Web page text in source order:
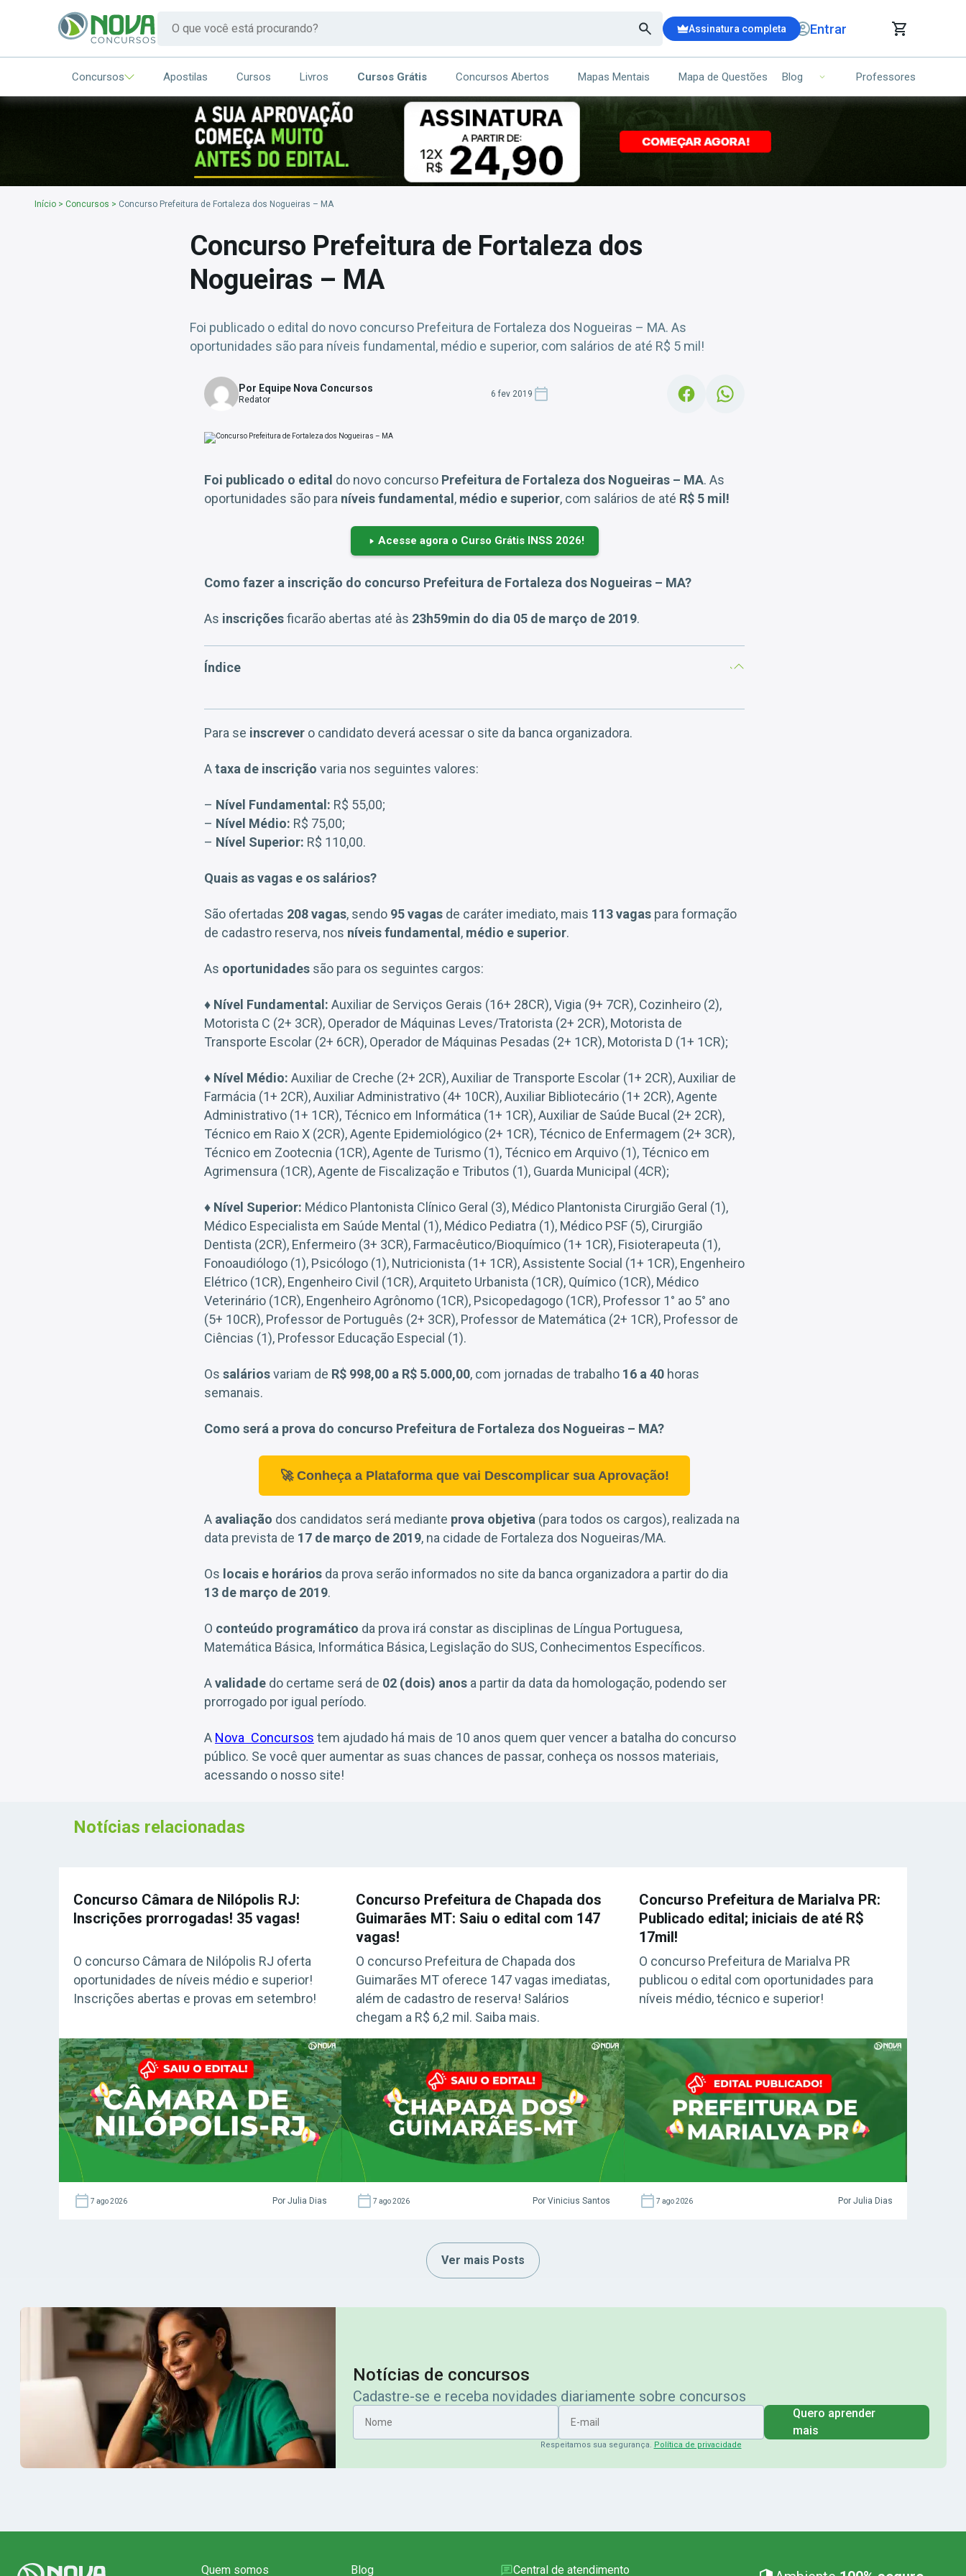
Assinatura completa Entrar
CARRINHO DE COMPRAS
ITENS (00)
Ops!
Seu carrinho ainda está vazio.
Concursos Apostilas Cursos Livros Cursos Grátis Concursos Abertos Mapas Mentais Mapa de Questões Blog Professores
Início > Concursos > Concurso Prefeitura de Fortaleza dos Nogueiras – MA
Concurso Prefeitura de Fortaleza dos
Nogueiras – MA
Foi publicado o edital do novo concurso Prefeitura de Fortaleza dos Nogueiras – MA. As
oportunidades são para níveis fundamental, médio e superior, com salários de até R$ 5 mil!
Por Equipe Nova Concursos
Redator
6 fev 2019
Foi publicado o edital do novo concurso Prefeitura de Fortaleza dos Nogueiras – MA. As
oportunidades são para níveis fundamental , médio e superior, com salários de até R$ 5 mil!
Acesse agora o Curso Grátis INSS 2026!
Como fazer a inscrição do concurso Prefeitura de Fortaleza dos Nogueiras – MA?
As inscriçõesficarão abertas até às 23h59min do dia 05 de março de 2019.
Índice
Para se inscrever o candidato deverá acessar o site da banca organizadora.
Ataxa de inscrição varia nos seguintes valores:
– Nível Fundamental: R$ 55,00;
– Nível Médio: R$ 75,00;
– Nível Superior: R$ 110,00.
Quais as vagas e os salários?
São ofertadas 208 vagas, sendo 95 vagas de caráter imediato, mais 113 vagas para formação
de cadastro reserva, nos níveis fundamental , médio e superior.
As oportunidades são para os seguintes cargos:
♦ Nível Fundamental: Auxiliar de Serviços Gerais (16+ 28CR), Vigia (9+ 7CR), Cozinheiro (2),
Motorista C (2+ 3CR), Operador de Máquinas Leves/Tratorista (2+ 2CR), Motorista de
Transporte Escolar (2+ 6CR), Operador de Máquinas Pesadas (2+ 1CR), Motorista D (1+ 1CR);
♦ Nível Médio: Auxiliar de Creche (2+ 2CR), Auxiliar de Transporte Escolar (1+ 2CR), Auxiliar de
Farmácia (1+ 2CR), Auxiliar Administrativo (4+ 10CR), Auxiliar Bibliotecário (1+ 2CR), Agente
Administrativo (1+ 1CR), Técnico em Informática (1+ 1CR), Auxiliar de Saúde Bucal (2+ 2CR),
Técnico em Raio X (2CR), Agente Epidemiológico (2+ 1CR), Técnico de Enfermagem (2+ 3CR),
Técnico em Zootecnia (1CR), Agente de Turismo (1), Técnico em Arquivo (1), Técnico em
Agrimensura (1CR), Agente de Fiscalização e Tributos (1), Guarda Municipal (4CR);
♦ Nível Superior: Médico Plantonista Clínico Geral (3), Médico Plantonista Cirurgião Geral (1),
Médico Especialista em Saúde Mental (1), Médico Pediatra (1), Médico PSF (5), Cirurgião
Dentista (2CR), Enfermeiro (3+ 3CR), Farmacêutico/Bioquímico (1+ 1CR), Fisioterapeuta (1),
Fonoaudiólogo (1), Psicólogo (1), Nutricionista (1+ 1CR), Assistente Social (1+ 1CR), Engenheiro
Elétrico (1CR), Engenheiro Civil (1CR), Arquiteto Urbanista (1CR), Químico (1CR), Médico
Veterinário (1CR), Engenheiro Agrônomo (1CR), Psicopedagogo (1CR), Professor 1° ao 5° ano
(5+ 10CR), Professor de Português (2+ 3CR), Professor de Matemática (2+ 1CR), Professor de
Ciências (1), Professor Educação Especial (1).
Os saláriosvariam de R$ 998,00 a R$ 5.000,00, com jornadas de trabalho 16 a 40 horas
semanais.
Como será a prova do concurso Prefeitura de Fortaleza dos Nogueiras – MA?
🚀 Conheça a Plataforma que vai Descomplicar sua Aprovação!
A avaliação dos candidatos será mediante prova objetiva (para todos os cargos), realizada na
data prevista de 17 de março de 2019, na cidade de Fortaleza dos Nogueiras/MA.
Os locais e horários da prova serão informados no site da banca organizadora a partir do dia
13 de março de 2019.
O conteúdo programático da prova irá constar as disciplinas de Língua Portuguesa,
Matemática Básica, Informática Básica, Legislação do SUS, Conhecimentos Específicos.
Avalidade do certame será de 02 (dois) anos a partir da data da homologação, podendo ser
prorrogado por igual período.
A Nova Concursos tem ajudado há mais de 10 anos quem quer vencer a batalha do concurso
público. Se você quer aumentar as suas chances de passar, conheça os nossos materiais,
acessando o nosso site!
Notícias relacionadas
Concurso Câmara de Nilópolis RJ:
Inscrições prorrogadas! 35 vagas!
O concurso Câmara de Nilópolis RJ oferta
oportunidades de níveis médio e superior!
Inscrições abertas e provas em setembro!
7 ago 2026 Por Julia Dias
Concurso Prefeitura de Chapada dos
Guimarães MT: Saiu o edital com 147
vagas!
O concurso Prefeitura de Chapada dos
Guimarães MT oferece 147 vagas imediatas,
além de cadastro de reserva! Salários
chegam a R$ 6,2 mil. Saiba mais.
7 ago 2026 Por Vinicius Santos
Concurso Prefeitura de Marialva PR:
Publicado edital; iniciais de até R$
17mil!
O concurso Prefeitura de Marialva PR
publicou o edital com oportunidades para
níveis médio, técnico e superior!
7 ago 2026 Por Julia Dias
Ver mais Posts
Notícias de concursos
Cadastre-se e receba novidades diariamente sobre concursos
Nome
E-mail
Quero aprender
mais
Respeitamos sua segurança. Política de privacidade
Quem somos Blog Central de atendimento